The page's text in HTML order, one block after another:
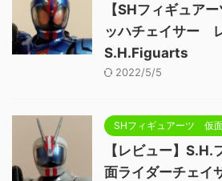
【SHフィギュア
ッハチェイサー
S.H.Figuarts
2022/5/5
SHフィギュアーツ 仮
【レビュー】
面ライダーチェイ